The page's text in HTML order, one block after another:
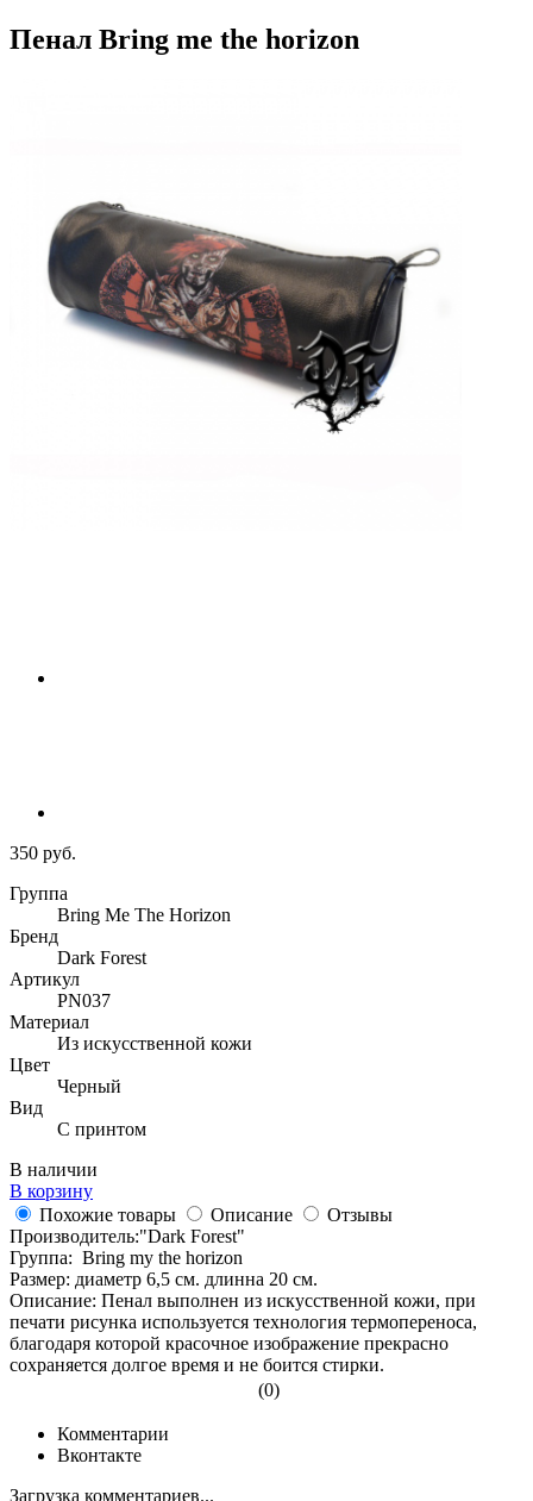
Пенал Bring mе the horizon
350 руб.
Группа
Bring Me The Horizon
Бренд
Dark Forest
Артикул
PN037
Материал
Из искусственной кожи
Цвет
Черный
Вид
С принтом
В наличии
В корзину
Похожие товары
Описание
Отзывы
Производитель:"Dark Forest"
Группа: Bring my the horizon
Размер: диаметр 6,5 см. длинна 20 см.
Описание: Пенал выполнен из искусственной кожи, при
печати рисунка используется технология термопереноса,
благодаря которой красочное изображение прекрасно
сохраняется долгое время и не боится стирки.
(0)
Комментарии
Вконтакте
Загрузка комментариев...